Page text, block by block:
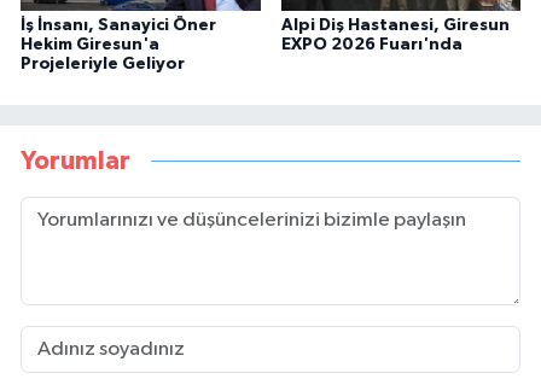
İş İnsanı, Sanayici Öner
Hekim Giresun'a
Projeleriyle Geliyor
Alpi Diş Hastanesi, Giresun
EXPO 2026 Fuarı'nda
Yorumlar